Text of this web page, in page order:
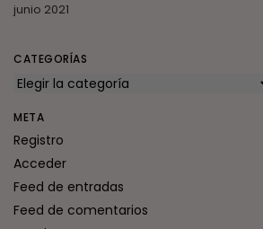
junio 2021
CATEGORÍAS
META
Registro
Acceder
Feed de entradas
Feed de comentarios